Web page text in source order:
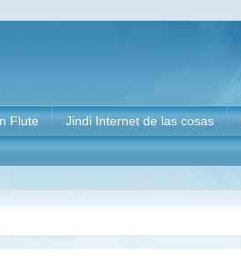
Flute Jindi Internet de las cosas